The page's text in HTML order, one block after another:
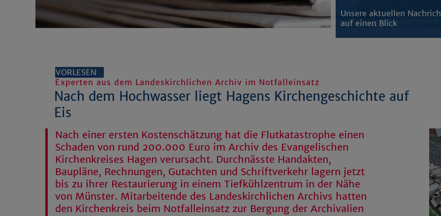
Unsere aktuellen
auf einen Blick
VORLESEN
Experten aus dem Landeskirchlichen Archiv im Notfalleinsatz
Nach dem Hochwasser liegt Hagens Kirchengeschichte auf
Eis
Nach einer ersten Kostenschätzung hat die Flutkatastrophe einen
Schaden von rund 200.000 Euro im Archiv des Evangelischen
Kirchenkreises Hagen verursacht. Durchnässte Handakten,
Baupläne, Rechnungen, Gutachten und Schriftverkehr lagern jetzt
bis zu ihrer Restaurierung in einem Tiefkühlzentrum in der Nähe
von Münster. Mitarbeitende des Landeskirchlichen Archivs hatten
den Kirchenkreis beim Notfalleinsatz zur Bergung der Archivalien